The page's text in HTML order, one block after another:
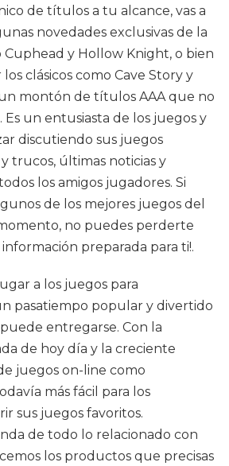
de títulos a tu alcance, vas a
novedades exclusivas de la
Cuphead y Hollow Knight, o bien
clásicos como Cave Story y
un montón de títulos AAA que no
un entusiasta de los juegos y
discutiendo sus juegos
trucos, últimas noticias y
los amigos jugadores. Si
de los mejores juegos del
no puedes perderte
preparada para ti!.
a los juegos para
pasatiempo popular y divertido
entregarse. Con la
de hoy día y la creciente
juegos on-line como
más fácil para los
sus juegos favoritos.
de todo lo relacionado con
los productos que precisas